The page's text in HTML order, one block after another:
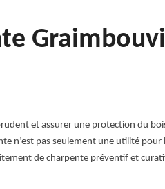
et assurer une protection du
n’est pas seulement une utilité
de charpente préventif et